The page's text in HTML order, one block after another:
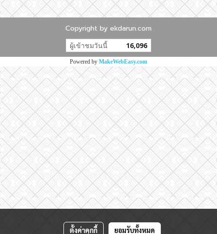
Copyright by ekdarun.com
ผู้เข้าชมวันนี้ 16,096
Powered by MakeWebEasy.com
ตั้งค่าคุกกี้ ยอมรับทั้งหมด